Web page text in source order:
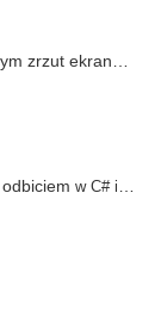
w C# i .NET